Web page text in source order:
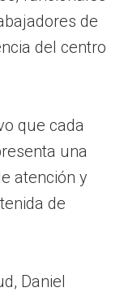
de
del centro
que cada
una
atención y
de
Daniel